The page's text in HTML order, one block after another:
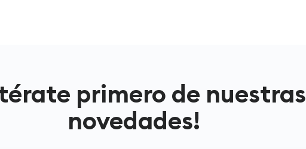
primero de nuestras
novedades!